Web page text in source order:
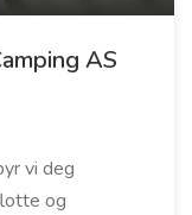
AS
vi deg
og